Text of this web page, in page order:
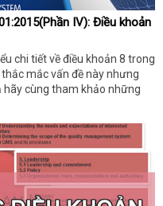
IV): Điều khoản
chi tiết về điều khoản 8 trong
mắc vấn đề này nhưng
hãy cùng tham khảo những